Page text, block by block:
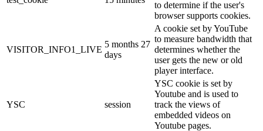
to determine if the user's
browser supports cookies.
VISITOR_INFO1_LIVE
5 months 27
days
A cookie set by YouTube
to measure bandwidth that
determines whether the
user gets the new or old
player interface.
YSC session
YSC cookie is set by
Youtube and is used to
track the views of
embedded videos on
Youtube pages.